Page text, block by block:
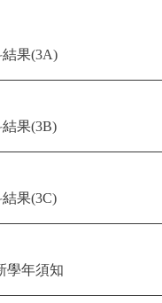
果(3A)
果(3B)
果(3C)
學年須知